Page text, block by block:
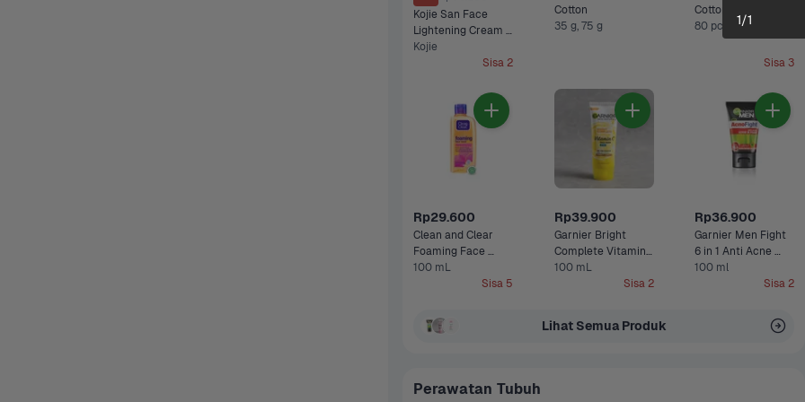
Kojie San Face
Lightening Cream
Pot
Kojie
Sisa 2
35 g, 75 g
Cotton round
80 pcs
Sisa 3
Rp29.600
Clean and Clear
Foaming Face
Wash
100 mL
Sisa 5
Rp39.900
Garnier Bright
Complete Vitamin
C Face Scrub
100 mL
Sisa 2
Rp36.900
Garnier Men Fight
6 in 1 Anti Acne
Foam
100 ml
Sisa 2
Lihat Semua Produk
Perawatan Tubuh
1/1